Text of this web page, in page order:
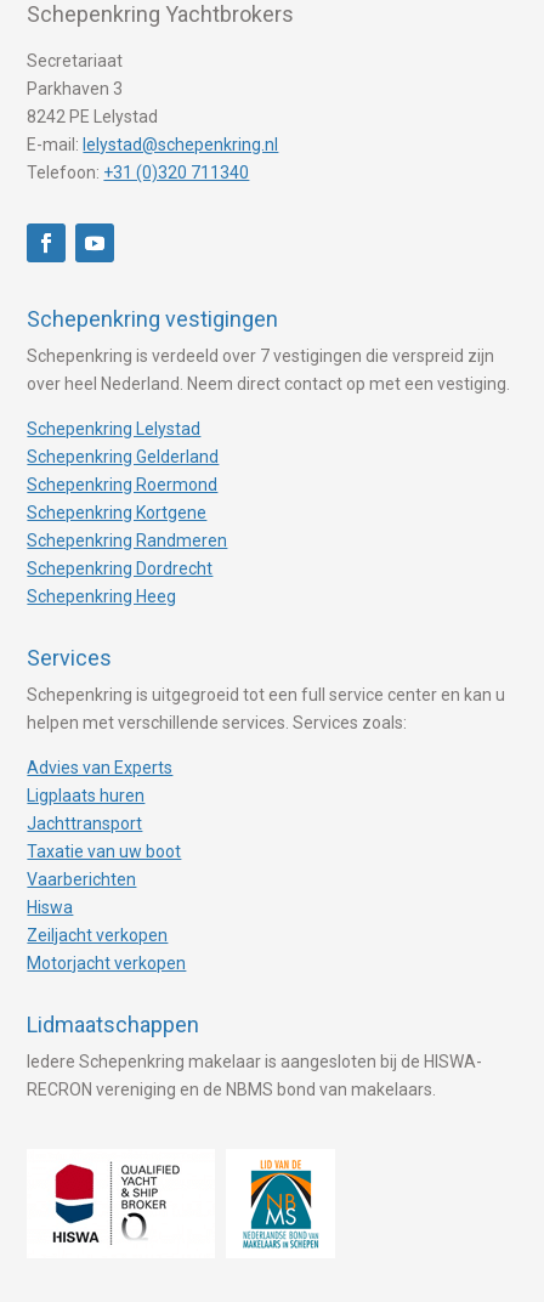
Schepenkring Yachtbrokers
Secretariaat
Parkhaven 3
8242 PE Lelystad
E-mail: lelystad@schepenkring.nl
Telefoon: +31 (0)320 711340
Schepenkring vestigingen
Schepenkring is verdeeld over 7 vestigingen die verspreid zijn
over heel Nederland. Neem direct contact op met een vestiging.
Schepenkring Lelystad
Schepenkring Gelderland
Schepenkring Roermond
Schepenkring Kortgene
Schepenkring Randmeren
Schepenkring Dordrecht
Schepenkring Heeg
Services
Schepenkring is uitgegroeid tot een full service center en kan u
helpen met verschillende services. Services zoals:
Advies van Experts
Ligplaats huren
Jachttransport
Taxatie van uw boot
Vaarberichten
Hiswa
Zeiljacht verkopen
Motorjacht verkopen
Lidmaatschappen
Iedere Schepenkring makelaar is aangesloten bij de HISWA-
RECRON vereniging en de NBMS bond van makelaars.